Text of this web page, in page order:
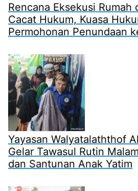
Rencana Eksekusi Rumah
Cacat Hukum, Kuasa
Permohonan Penundaan
Yayasan Walyatalaththof
Gelar Tawasul Rutin
dan Santunan Anak Yatim